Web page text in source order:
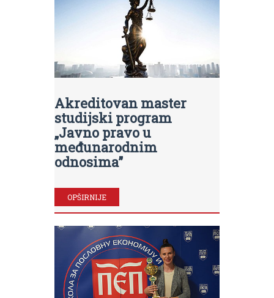
Akreditovan master
studijski program
„Javno pravo u
međunarodnim
odnosima”
OPŠIRNIJE